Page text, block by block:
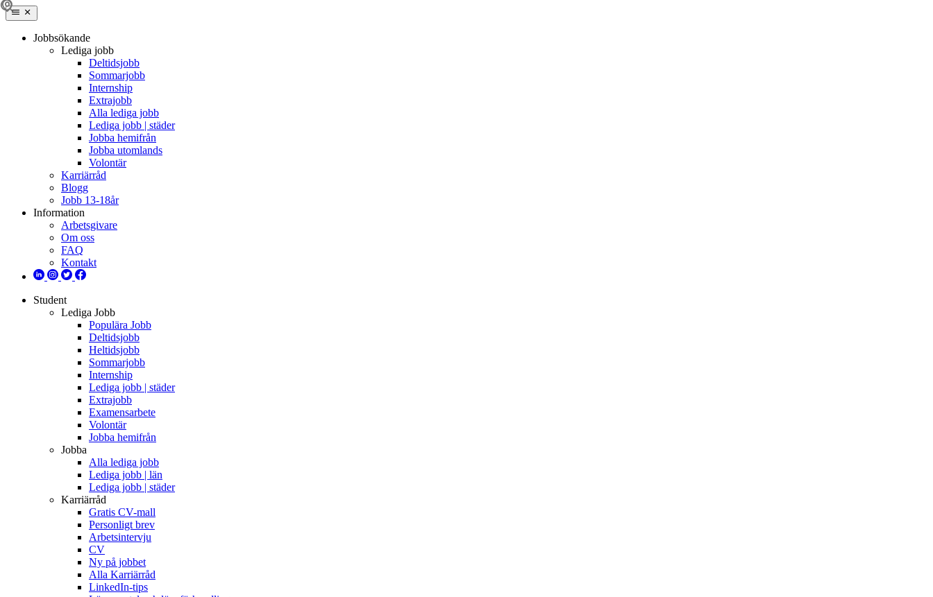
Jobbsökande
Lediga jobb
Deltidsjobb
Sommarjobb
Internship
Extrajobb
Alla lediga jobb
Lediga jobb | städer
Jobba hemifrån
Jobba utomlands
Volontär
Karriärråd
Blogg
Jobb 13-18år
Information
Arbetsgivare
Om oss
FAQ
Kontakt
Student
Lediga Jobb
Populära Jobb
Deltidsjobb
Heltidsjobb
Sommarjobb
Internship
Lediga jobb | städer
Extrajobb
Examensarbete
Volontär
Jobba hemifrån
Jobba
Alla lediga jobb
Lediga jobb | län
Lediga jobb | städer
Karriärråd
Gratis CV-mall
Personligt brev
Arbetsintervju
CV
Ny på jobbet
Alla Karriärråd
LinkedIn-tips